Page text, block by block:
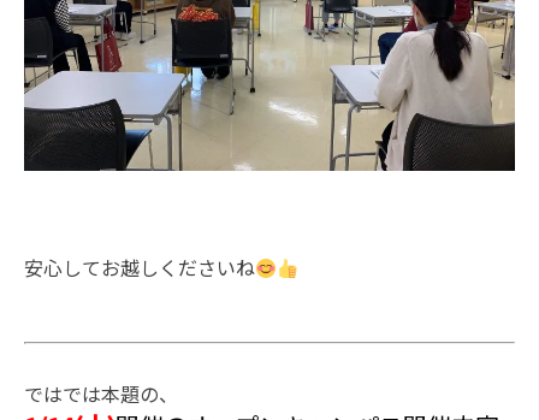
安心してお越しくださいね
ではでは本題の、